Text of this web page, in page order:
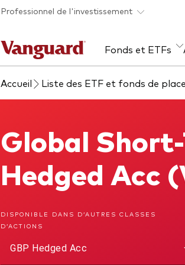
Skip to main content
Professionnel de l'investissement
Fonds et ETFs
Tous les produits
Liste des analyses
À propos de Vanguard
Accueil Liste des ETF et fonds de
Global
Hedged Acc
DISPONIBLE DANS D’AUTRES CLASSES
D’ACTIONS
GBP Hedged Acc